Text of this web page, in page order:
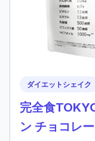
ダイエットシェイク
完全食
ン チョコレ